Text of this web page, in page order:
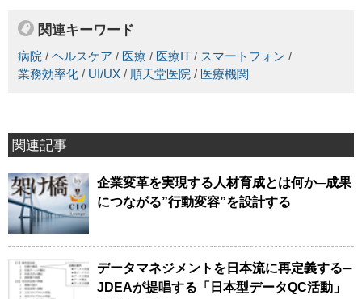
関連キーワード
病院 / ヘルスケア / 医療 / 医療IT / スマートフォン /
業務効率化 / UI/UX / 順天堂医院 / 医療機関
関連記事
企業変革を実現する人材育成とは何か─成果
につながる”行動変容”を設計する
データマネジメントを日本流に再定義する─
JDEAが提唱する「日本型データQC活動」